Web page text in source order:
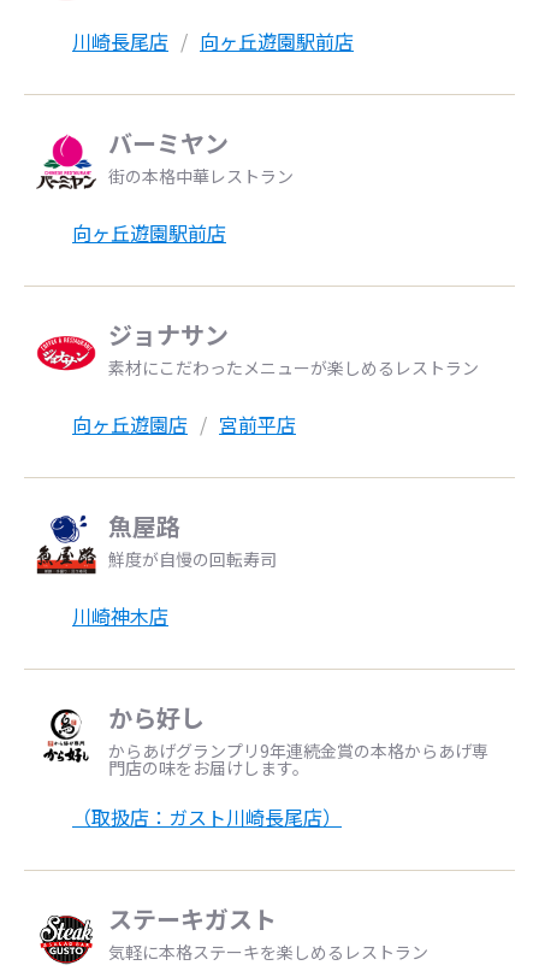
川崎長尾店 向ヶ丘遊園駅前店
バーミヤン
街の本格中華レストラン
向ヶ丘遊園駅前店
ジョナサン
素材にこだわったメニューが楽しめるレストラン
向ヶ丘遊園店 宮前平店
魚屋路
鮮度が自慢の回転寿司
川崎神木店
から好し
からあげグランプリ9年連続金賞の本格からあげ専
門店の味をお届けします。
（取扱店：ガスト川崎長尾店）
ステーキガスト
気軽に本格ステーキを楽しめるレストラン